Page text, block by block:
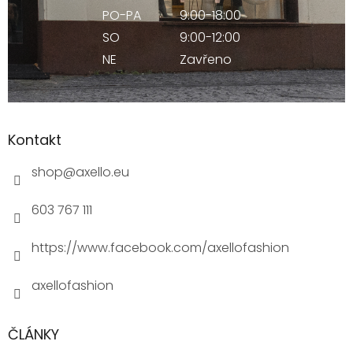
PO-PA
9:00-18:00
SO
9:00-12:00
NE
Zavřeno
Kontakt
shop@axello.eu
603 767 111
https://www.facebook.com/axellofashion
axellofashion
ČLÁNKY